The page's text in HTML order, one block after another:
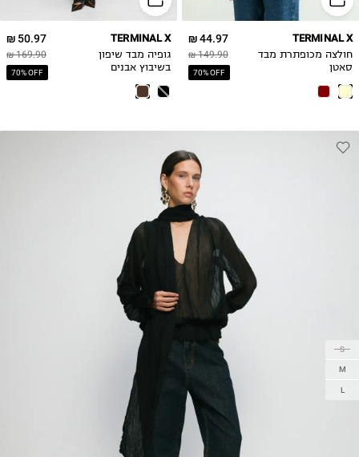
44.97 ₪
149.90 ₪
70% OFF
TERMINAL X
חולצה מכופתרת מבד
סאטן
50.97 ₪
169.90 ₪
70% OFF
TERMINAL X
גופיה מבד שיפון
בשיבוץ אבנים
S
M
L